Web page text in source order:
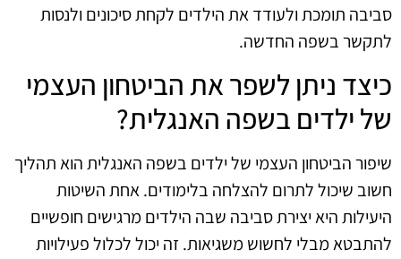
סביבה תומכת ולעודד את הילדים לקחת סיכונים ולנסות
לתקשר בשפה החדשה.
כיצד ניתן לשפר את הביטחון העצמי
של ילדים בשפה האנגלית?
שיפור הביטחון העצמי של ילדים בשפה האנגלית הוא תהליך
חשוב שיכול לתרום להצלחה בלימודים. אחת השיטות
היעילות היא יצירת סביבה שבה הילדים מרגישים חופשיים
להתבטא מבלי לחשוש משגיאות. זה יכול לכלול פעילויות